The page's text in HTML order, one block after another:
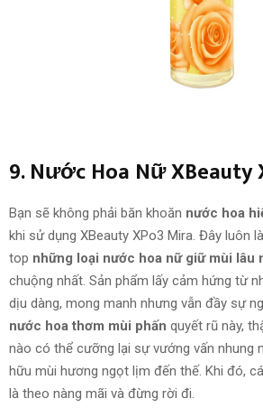
9. Nước Hoa Nữ XBeauty
Bạn sẽ không phải băn khoăn nước hoa
khi sử dụng XBeauty XPo3 Mira. Đây luôn
top những loại nước hoa nữ giữ mùi lâu
chuộng nhất. Sản phẩm lấy cảm hứng từ
dịu dàng, mong manh nhưng vẫn đầy sự
nước hoa thơm mùi phấn quyết rũ này,
nào có thể cưỡng lại sự vướng vấn nhung
hữu mùi hương ngọt lịm đến thế. Khi đó,
là theo nàng mãi và đừng rời đi.